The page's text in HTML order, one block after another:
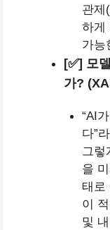
관제
하게
가능
[✅] 모
가?
“AI
다”
그렇
을
태로
이
및